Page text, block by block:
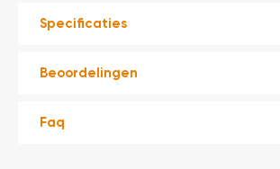
Specificaties
Beoordelingen
Faq